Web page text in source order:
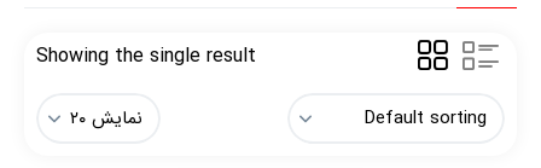
Showing the single result